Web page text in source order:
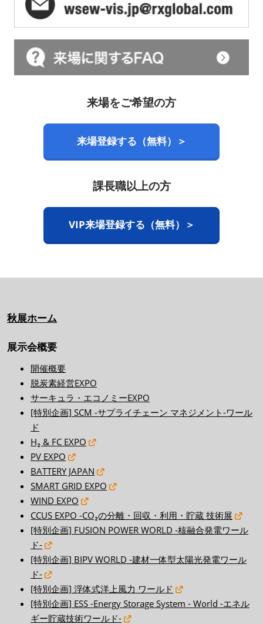
来場をご希望の方
来場登録する（無料）＞
課長職以上の方
VIP来場登録する（無料）＞
秋展ホーム
展示会概要
開催概要
脱炭素経営EXPO
サーキュラ・エコノミーEXPO
[特別企画] SCM -サプライチェーン マネジメント-ワール
ド
H₂ & FC EXPO
PV EXPO
BATTERY JAPAN
SMART GRID EXPO
WIND EXPO
CCUS EXPO -CO₂の分離・回収・利用・貯蔵 技術展
[特別企画] FUSION POWER WORLD -核融合発電ワール
ド-
[特別企画] BIPV WORLD -建材一体型太陽光発電ワール
ド-
[特別企画] 浮体式洋上風力 ワールド
[特別企画] ESS -Energy Storage System - World -エネル
ギー貯蔵技術ワールド-